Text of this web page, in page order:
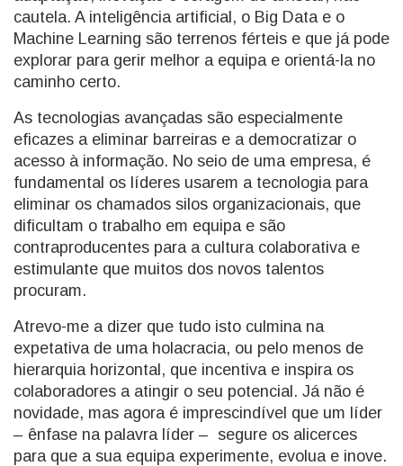
cautela. A inteligência artificial, o Big Data e o
Machine Learning são terrenos férteis e que já pode
explorar para gerir melhor a equipa e orientá-la no
caminho certo.
As tecnologias avançadas são especialmente
eficazes a eliminar barreiras e a democratizar o
acesso à informação. No seio de uma empresa, é
fundamental os líderes usarem a tecnologia para
eliminar os chamados silos organizacionais, que
dificultam o trabalho em equipa e são
contraproducentes para a cultura colaborativa e
estimulante que muitos dos novos talentos
procuram.
Atrevo-me a dizer que tudo isto culmina na
expetativa de uma holacracia, ou pelo menos de
hierarquia horizontal, que incentiva e inspira os
colaboradores a atingir o seu potencial. Já não é
novidade, mas agora é imprescindível que um líder
– ênfase na palavra líder – segure os alicerces
para que a sua equipa experimente, evolua e inove.